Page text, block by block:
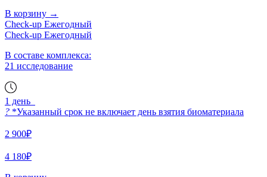
В корзину →
Check-up Ежегодный
Check-up Ежегодный
В составе комплекса:
21 исследование
1 день
? *Указанный срок не включает день взятия биоматериала
2 900₽
4 180₽